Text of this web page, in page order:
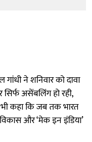
गांधी ने शनिवार को दावा
असेंबलिंग हो रही,
भी कहा कि जब तक भारत
और ‘मेक इन इंडिया’